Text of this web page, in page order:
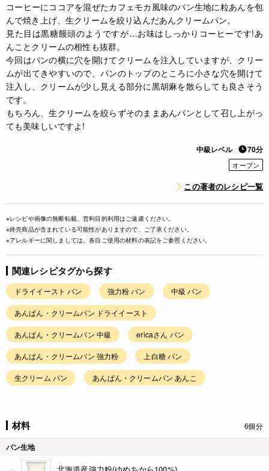
コーヒーにココアを混ぜたカフェモカ風味のパン生地に粒あんを包
んで焼き上げ、生クリームを絞り込んだあんクリームパン。
見た目は黒糖饅頭のようですが…お味はしっかりコーヒーです!あ
んことクリームの相性も抜群。
今回はパンの横に穴を開けてクリームを注入していますが、クリー
ムが出てきやすいので、パンのトップのところに小さな穴を開けて
注入し、クリームが少し見える部分に黒胡麻を散らしても良さそう
です。
もちろん、生クリームを絞らずそのままあんパンとして召し上がっ
ても美味しいですよ!
中級レベル 70分
オーブン
この著者のレシピ一覧
※レシピや画像の無断転載、営利目的利用はご遠慮ください。
※終売商品が含まれている可能性がありますので、ご了承ください。
※アレルギーに関しましては、各自ご使用の材料の表記をご参照ください。
関連レシピタグから探す
ドライイースト パン 強力粉 パン 中級 パン
あんぱん・クリームパン ドライイースト
あんぱん・クリームパン 中級 ericaさん パン
あんぱん・クリームパン 強力粉 上白糖 パン
生クリーム パン あんぱん・クリームパン あんこ
材料 6個分
パン生地